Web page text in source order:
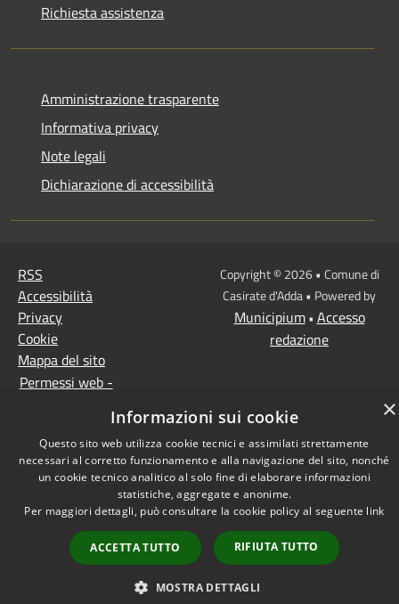
Richiesta assistenza
Amministrazione trasparente
Informativa privacy
Note legali
Dichiarazione di accessibilità
RSS
Accessibilità
Privacy
Cookie
Mappa del sito
Permessi web -
Permessi web -
responsabili
Copyright © 2026 • Comune di
Casirate d'Adda • Powered by
Municipium• Accesso
redazione
×
Informazioni sui cookie
Questo sito web utilizza cookie tecnici e assimilati strettamente
necessari al corretto funzionamento e alla navigazione del sito, nonché
un cookie tecnico analitico al solo fine di elaborare informazioni
statistiche, aggregate e anonime.
Per maggiori dettagli, può consultare la cookie policy al seguente link
ACCETTA TUTTO RIFIUTA TUTTO
MOSTRA DETTAGLI